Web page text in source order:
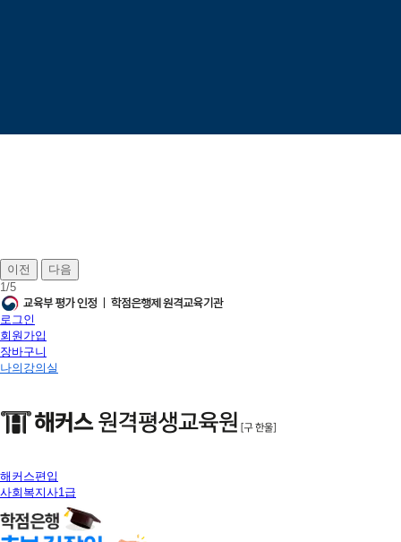
이전
다음
1/5
로그인
회원가입
장바구니
나의강의실
해커스편입
사회복지사1급